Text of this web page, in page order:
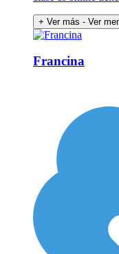
+ Ver más - Ver
Francina